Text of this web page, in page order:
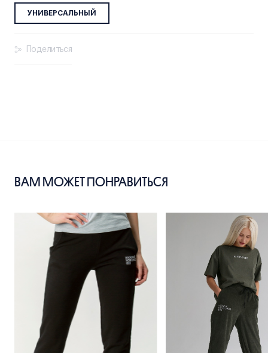
УНИВЕРСАЛЬНЫЙ
Поделиться
ВАМ МОЖЕТ ПОНРАВИТЬСЯ